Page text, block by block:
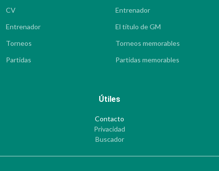
CV
Entrenador
Torneos
Partidas
Entrenador
El título de GM
Torneos memorables
Partidas memorables
Útiles
Contacto
Privacidad
Buscador